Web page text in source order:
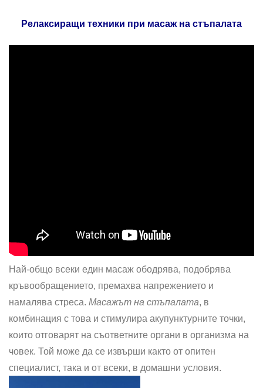
Релаксиращи техники при масаж на стъпалата
Най-общо всеки един масаж ободрява, подобрява
кръвообращението, премахва напрежението и
намалява стреса. Масажът на стъпалата, в
комбинация с това и стимулира акупунктурните точки,
които отговарят на съответните органи в организма на
човек. Той може да се извърши както от опитен
специалист, така и от всеки, в домашни условия.